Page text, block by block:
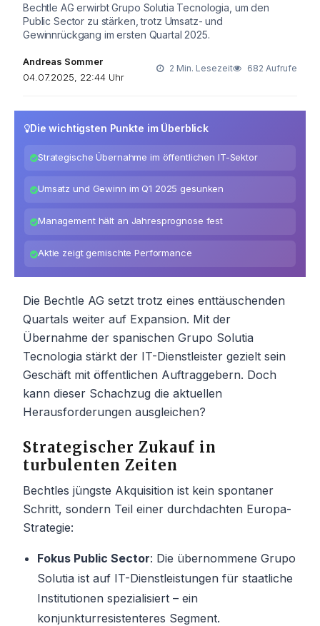
Bechtle AG erwirbt Grupo Solutia Tecnologia, um den
Public Sector zu stärken, trotz Umsatz- und
Gewinnrückgang im ersten Quartal 2025.
Andreas Sommer
04.07.2025, 22:44 Uhr
2 Min. Lesezeit 682 Aufrufe
Die wichtigsten Punkte im Überblick
Strategische Übernahme im öffentlichen IT-Sektor
Umsatz und Gewinn im Q1 2025 gesunken
Management hält an Jahresprognose fest
Aktie zeigt gemischte Performance
Die Bechtle AG setzt trotz eines enttäuschenden
Quartals weiter auf Expansion. Mit der
Übernahme der spanischen Grupo Solutia
Tecnologia stärkt der IT-Dienstleister gezielt sein
Geschäft mit öffentlichen Auftraggebern. Doch
kann dieser Schachzug die aktuellen
Herausforderungen ausgleichen?
Strategischer Zukauf in
turbulenten Zeiten
Bechtles jüngste Akquisition ist kein spontaner
Schritt, sondern Teil einer durchdachten Europa-
Strategie:
Fokus Public Sector: Die übernommene Grupo
Solutia ist auf IT-Dienstleistungen für staatliche
Institutionen spezialisiert – ein
konjunkturresistenteres Segment.